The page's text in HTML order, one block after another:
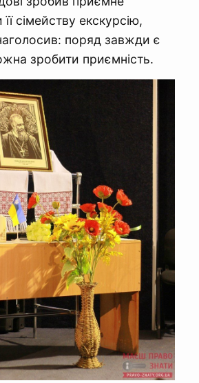
сімейству екскурсію,
поряд завжди є
зробити приємність.